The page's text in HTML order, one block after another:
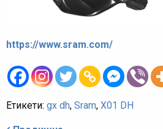
https://www.sram.com/
Етикети: gx dh, Sram, X01 DH